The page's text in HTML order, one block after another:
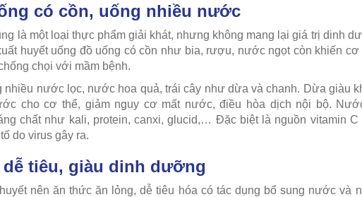
có cồn, uống nhiều nước
là một loại thực phẩm giải khát, nhưng không mang lại giá trị dinh
huyết uống đồ uống có cồn như bia, rượu, nước ngọt còn khiến
chọi với mầm bệnh.
nhiều nước lọc, nước hoa quả, trái cây như dừa và chanh. Dừa giàu
cho cơ thể, giảm nguy cơ mất nước, điều hòa dịch nội bộ.
chất như kali, protein, canxi, glucid,… Đặc biệt là nguồn vitamin
do virus gây ra.
tiêu, giàu dinh dưỡng
nên ăn thức ăn lỏng, dễ tiêu hóa có tác dụng bổ sung nước và